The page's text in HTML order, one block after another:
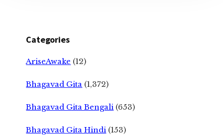
Categories
AriseAwake (12)
Bhagavad Gita (1,372)
Bhagavad Gita Bengali (653)
Bhagavad Gita Hindi (153)